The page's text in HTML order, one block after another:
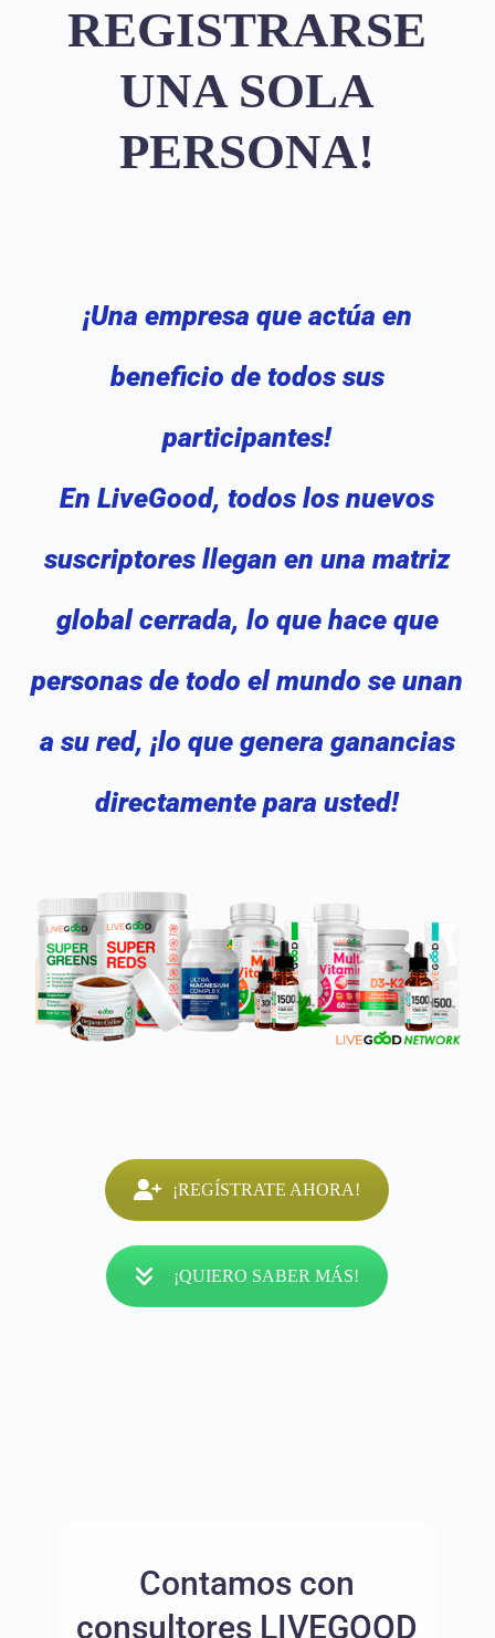
REGISTRARSE
UNA SOLA
PERSONA!
¡Una empresa que actúa en
beneficio de todos sus
participantes!
En LiveGood, todos los nuevos
suscriptores llegan en una matriz
global cerrada, lo que hace que
personas de todo el mundo se unan
a su red, ¡lo que genera ganancias
directamente para usted!
¡REGÍSTRATE AHORA!
¡QUIERO SABER MÁS!
Contamos con
consultores LIVEGOOD